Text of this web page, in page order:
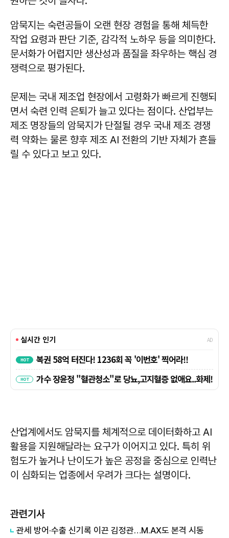
암묵지는 숙련공들이 오랜 현장 경험을 통해 체득한
작업 요령과 판단 기준, 감각적 노하우 등을 의미한다.
문서화가 어렵지만 생산성과 품질을 좌우하는 핵심 경
쟁력으로 평가된다.
문제는 국내 제조업 현장에서 고령화가 빠르게 진행되
면서 숙련 인력 은퇴가 늘고 있다는 점이다. 산업부는
제조 명장들의 암묵지가 단절될 경우 국내 제조 경쟁
력 약화는 물론 향후 제조 AI 전환의 기반 자체가 흔들
릴 수 있다고 보고 있다.
산업계에서도 암묵지를 체계적으로 데이터화하고 AI
활용을 지원해달라는 요구가 이어지고 있다. 특히 위
험도가 높거나 난이도가 높은 공정을 중심으로 인력난
이 심화되는 업종에서 우려가 크다는 설명이다.
관련기사
관세 방어·수출 신기록 이끈 김정관…M.AX도 본격 시동